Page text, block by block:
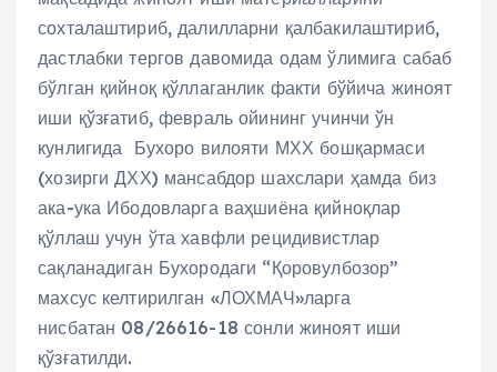
сохталаштириб, далилларни қалбакилаштириб,
дастлабки тергов давомида одам ўлимига сабаб
бўлган қийноқ қўллаганлик факти бўйича жиноят
иши қўзғатиб, февраль ойининг учинчи ўн
кунлигида Бухоро вилояти МХХ бошқармаси
(хозирги ДХХ) мансабдор шахслари ҳамда биз
ака-ука Ибодовларга ваҳшиёна қийноқлар
қўллаш учун ўта хавфли рецидивистлар
сақланадиган Бухородаги “Қоровулбозор”
махсус келтирилган «ЛОХМАЧ»ларга
нисбатан 08/26616-18 сонли жиноят иши
қўзғатилди.